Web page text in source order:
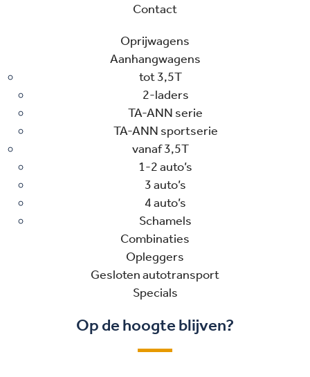
Contact
Oprijwagens
Aanhangwagens
tot 3,5T
2-laders
TA-ANN serie
TA-ANN sportserie
vanaf 3,5T
1-2 auto’s
3 auto’s
4 auto’s
Schamels
Combinaties
Opleggers
Gesloten autotransport
Specials
Op de hoogte blijven?